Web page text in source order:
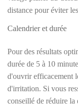
distance pour éviter
Calendrier et durée
Pour des résultats
durée de 5 à 10
d'ouvrir efficacement
d'irritation. Si vous
conseillé de réduire la